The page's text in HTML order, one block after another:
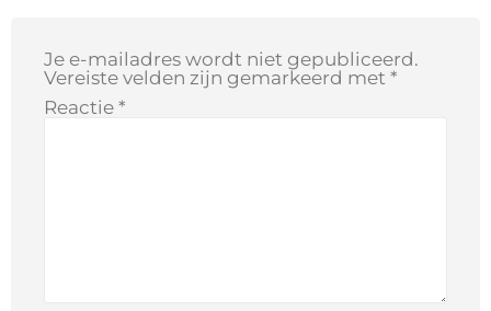
Je e-mailadres wordt niet gepubliceerd.
Vereiste velden zijn gemarkeerd met *
Reactie *